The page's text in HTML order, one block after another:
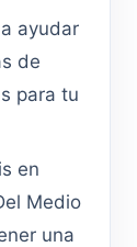
ayudar
de
para tu
en
Medio
una